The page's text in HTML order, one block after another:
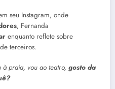
seu Instagram, onde
, Fernanda
enquanto reflete sobre
terceiros.
à praia, vou ao teatro, gosto da